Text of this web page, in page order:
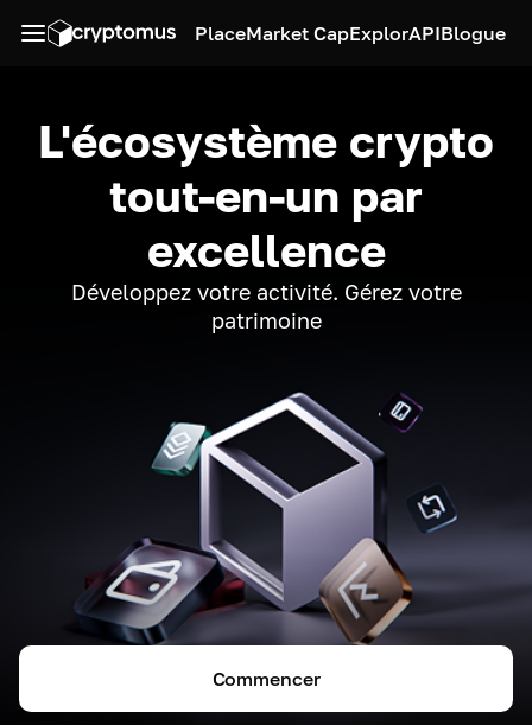
PlaceMarket CapExplorAPIBlogue
L'écosystème crypto
tout-en-un par
excellence
Développez votre activité. Gérez votre
patrimoine
Commencer